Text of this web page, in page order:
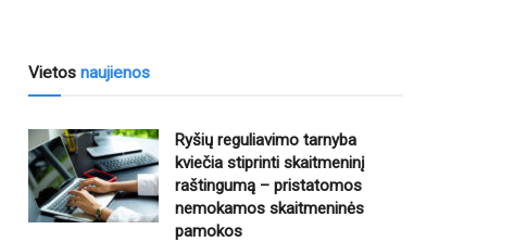
Vietos naujienos
Ryšių reguliavimo tarnyba
kviečia stiprinti skaitmeninį
raštingumą – pristatomos
nemokamos skaitmeninės
pamokos